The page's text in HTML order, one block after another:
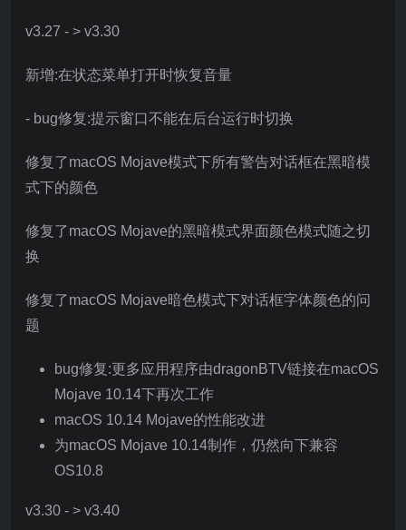
v3.27 - > v3.30
新增:在状态菜单打开时恢复音量
- bug修复:提示窗口不能在后台运行时切换
修复了macOS Mojave模式下所有警告对话框在黑暗模
式下的颜色
修复了macOS Mojave的黑暗模式界面颜色模式随之切
换
修复了macOS Mojave暗色模式下对话框字体颜色的问
题
bug修复:更多应用程序由dragonBTV链接在macOS
Mojave 10.14下再次工作
macOS 10.14 Mojave的性能改进
为macOS Mojave 10.14制作，仍然向下兼容
OS10.8
v3.30 - > v3.40